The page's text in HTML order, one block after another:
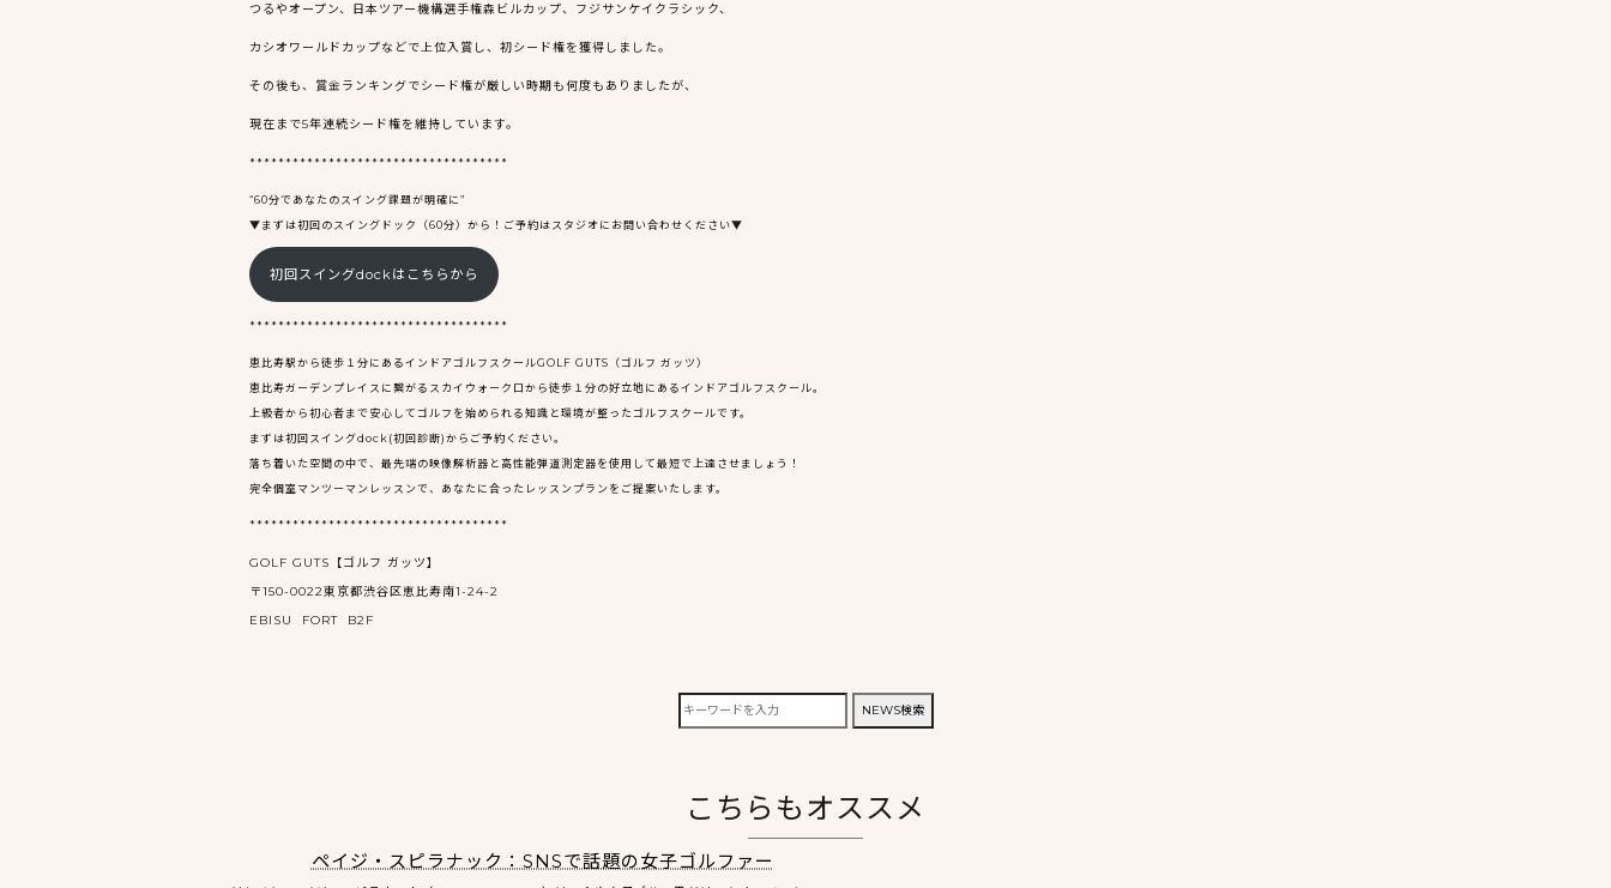
つるやオープン、日本ツアー機構選手権森ビルカップ、フジサンケイクラシック、
カシオワールドカップなどで上位入賞し、初シード権を獲得しました。
その後も、賞金ランキングでシード権が厳しい時期も何度もありましたが、
現在まで5年連続シード権を維持しています。
************************************
“60分であなたのスイング課題が明確に”
▼まずは初回のスイングドック（60分）から！ご予約はスタジオにお問い合わせください▼
初回スイングdockはこちらから
************************************
恵比寿駅から徒歩１分にあるインドアゴルフスクールGOLF GUTS（ゴルフ ガッツ）
恵比寿ガーデンプレイスに繋がるスカイウォーク口から徒歩１分の好立地にあるインドアゴルフスクール。
上級者から初心者まで安心してゴルフを始められる知識と環境が整ったゴルフスクールです。
まずは初回スイングdock(初回診断)からご予約ください。
落ち着いた空間の中で、最先端の映像解析器と高性能弾道測定器を使用して最短で上達させましょう！
完全個室マンツーマンレッスンで、あなたに合ったレッスンプランをご提案いたします。
************************************
GOLF GUTS【ゴルフ ガッツ】
〒150-0022東京都渋谷区恵比寿南1-24-2
EBISU FORT B2F
検
NEWS検索
こちらもオススメ
ペイジ・スピラナック：SNSで話題の女子ゴルファー